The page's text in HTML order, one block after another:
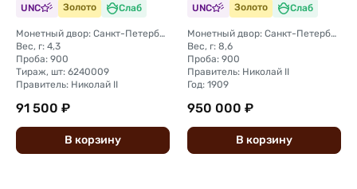
UNC Золото Слаб
Монетный двор: Санкт-Петербургский монетный двор
Вес, г: 4,3
Проба: 900
Тираж, шт: 6240009
Правитель: Николай II
91 500 ₽
В корзину
UNC Золото Слаб
Монетный двор: Санкт-Петербургский монетный двор
Вес, г: 8,6
Проба: 900
Правитель: Николай II
Год: 1909
950 000 ₽
В корзину